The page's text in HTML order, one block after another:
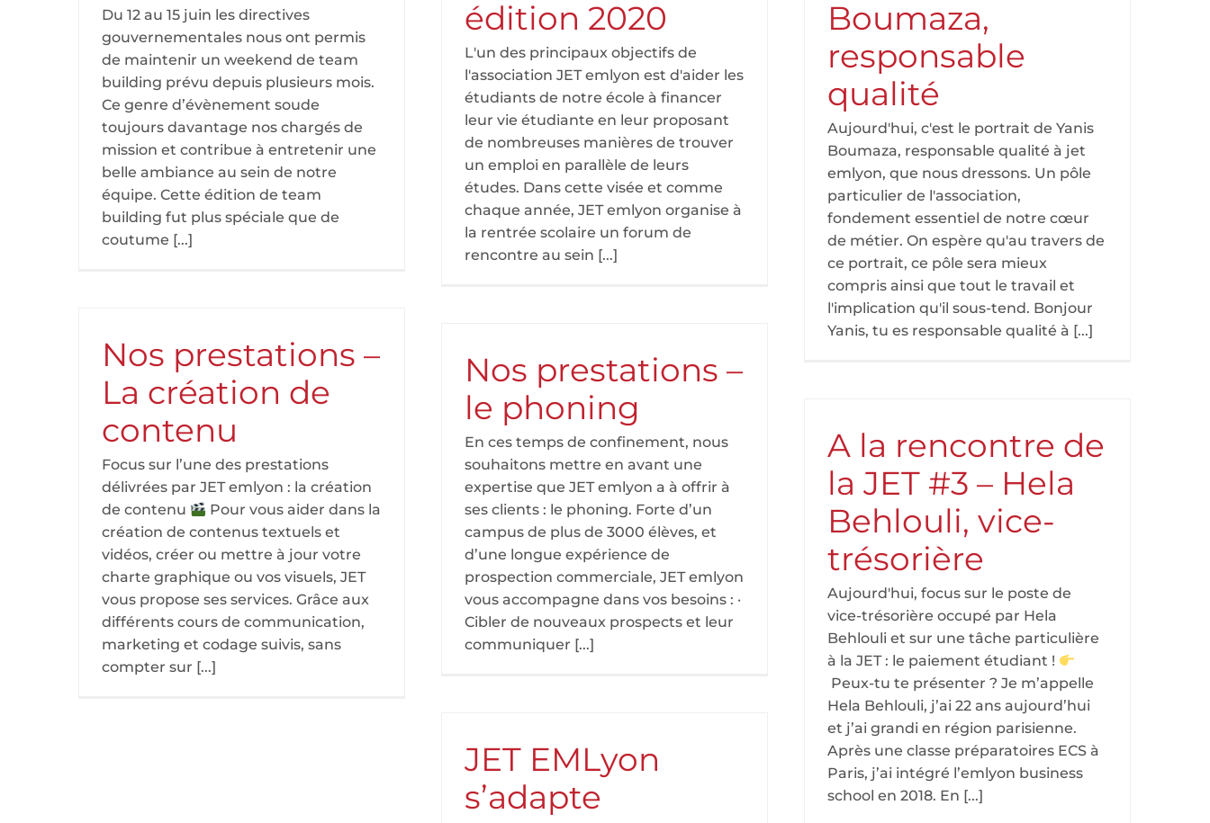
Du 12 au 15 juin les directives
gouvernementales nous ont permis
de maintenir un weekend de team
building prévu depuis plusieurs mois.
Ce genre d’évènement soude
toujours davantage nos chargés de
mission et contribue à entretenir une
belle ambiance au sein de notre
équipe. Cette édition de team
building fut plus spéciale que de
coutume [...]
édition 2020
L'un des principaux objectifs de
l'association JET emlyon est d'aider les
étudiants de notre école à financer
leur vie étudiante en leur proposant
de nombreuses manières de trouver
un emploi en parallèle de leurs
études. Dans cette visée et comme
chaque année, JET emlyon organise à
la rentrée scolaire un forum de
rencontre au sein [...]
Boumaza,
responsable
qualité
Aujourd'hui, c'est le portrait de Yanis
Boumaza, responsable qualité à jet
emlyon, que nous dressons. Un pôle
particulier de l'association,
fondement essentiel de notre cœur
de métier. On espère qu'au travers de
ce portrait, ce pôle sera mieux
compris ainsi que tout le travail et
l'implication qu'il sous-tend. Bonjour
Yanis, tu es responsable qualité à [...]
Nos prestations –
La création de
contenu
Focus sur l’une des prestations
délivrées par JET emlyon : la création
de contenu
Pour vous aider dans la
création de contenus textuels et
vidéos, créer ou mettre à jour votre
charte graphique ou vos visuels, JET
vous propose ses services. Grâce aux
différents cours de communication,
marketing et codage suivis, sans
compter sur [...]
Nos prestations –
le phoning
En ces temps de confinement, nous
souhaitons mettre en avant une
expertise que JET emlyon a à offrir à
ses clients : le phoning. Forte d’un
campus de plus de 3000 élèves, et
d’une longue expérience de
prospection commerciale, JET emlyon
vous accompagne dans vos besoins : ·
Cibler de nouveaux prospects et leur
communiquer [...]
A la rencontre de
la JET #3 – Hela
Behlouli, vice-
trésorière
Aujourd'hui, focus sur le poste de
vice-trésorière occupé par Hela
Behlouli et sur une tâche particulière
à la JET : le paiement étudiant !
Peux-tu te présenter ? Je m’appelle
Hela Behlouli, j’ai 22 ans aujourd’hui
et j’ai grandi en région parisienne.
Après une classe préparatoires ECS à
Paris, j’ai intégré l’emlyon business
school en 2018. En [...]
JET EMLyon
s’adapte